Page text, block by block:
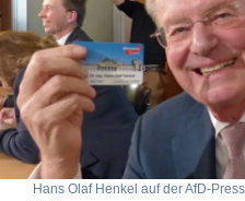
Hans Olaf Henkel auf der AfD-